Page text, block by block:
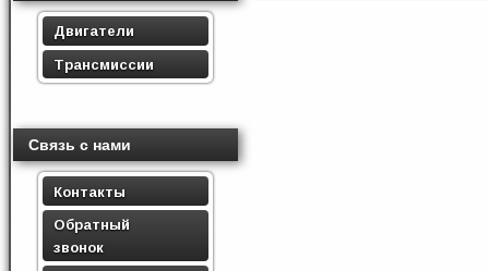
Двигатели
Трансмиссии
Связь с нами
Контакты
Обратный
звонок